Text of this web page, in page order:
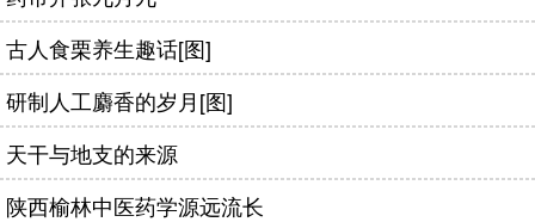
古人食栗养生趣话[图]
研制人工麝香的岁月[图]
天干与地支的来源
陕西榆林中医药学源远流长